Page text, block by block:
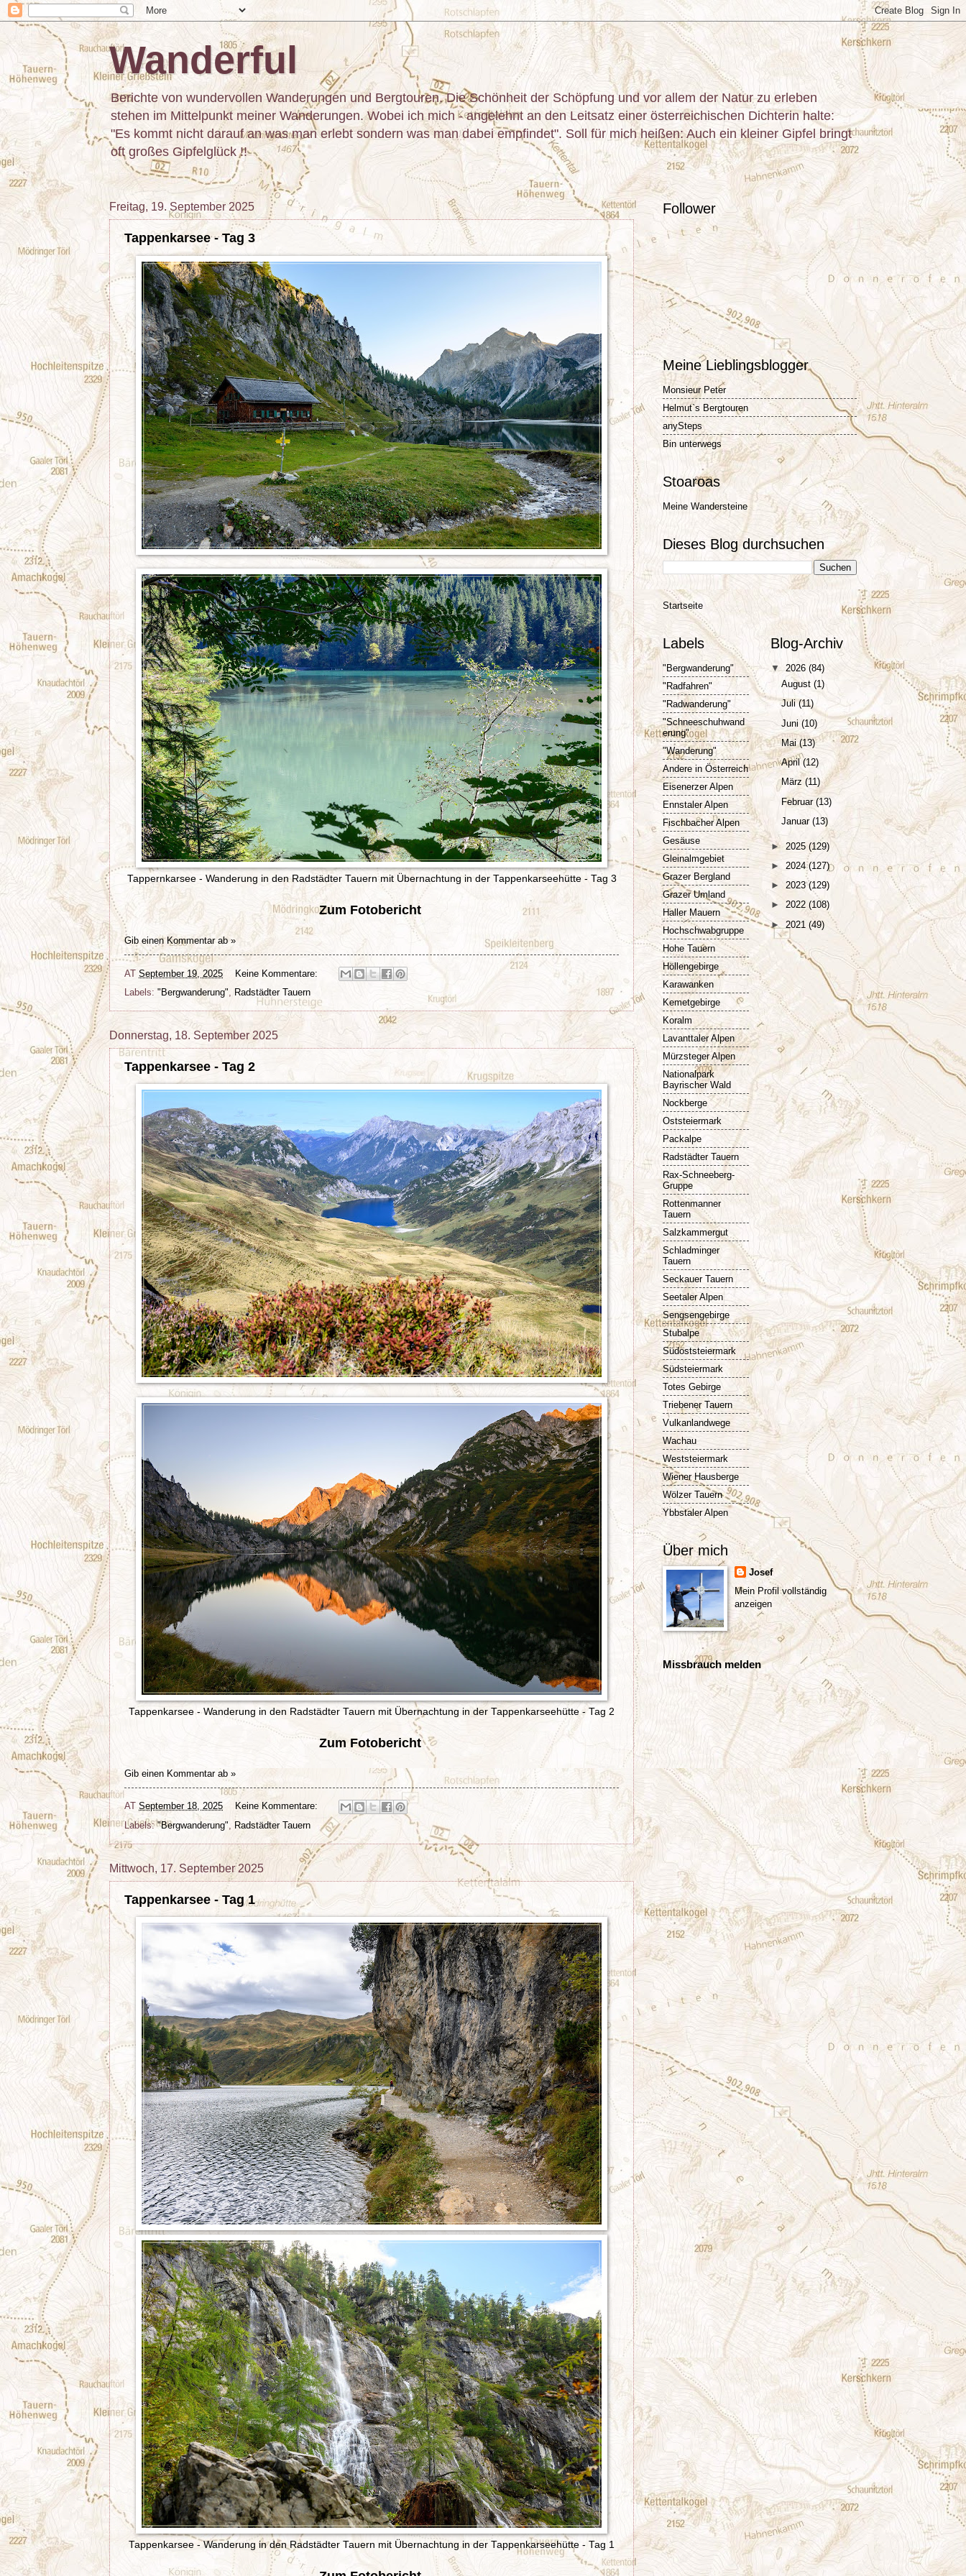
Wanderful
Berichte von wundervollen Wanderungen und Bergtouren. Die Schönheit der Schöpfung und vor allem der Natur zu erleben
stehen im Mittelpunkt meiner Wanderungen. Wobei ich mich - angelehnt an den Leitsatz einer österreichischen Dichterin halte:
"Es kommt nicht darauf an was man erlebt sondern was man dabei empfindet". Soll für mich heißen: Auch ein kleiner Gipfel bringt
oft großes Gipfelglück !!
Freitag, 19. September 2025
Tappenkarsee - Tag 3
Tappernkarsee - Wanderung in den Radstädter Tauern mit Übernachtung in der Tappenkarseehütte - Tag 3
Zum Fotobericht
Gib einen Kommentar ab »
AT September 19, 2025
Keine Kommentare:
Labels: "Bergwanderung", Radstädter Tauern
Donnerstag, 18. September 2025
Tappenkarsee - Tag 2
Tappenkarsee - Wanderung in den Radstädter Tauern mit Übernachtung in der Tappenkarseehütte - Tag 2
Zum Fotobericht
Gib einen Kommentar ab »
AT September 18, 2025
Keine Kommentare:
Labels:"Bergwanderung", Radstädter Tauern
Mittwoch, 17. September 2025
Tappenkarsee - Tag 1
Tappenkarsee - Wanderung in den Radstädter Tauern mit Übernachtung in der Tappenkarseehütte - Tag 1
Follower
Meine Lieblingsblogger
Monsieur Peter
Helmut`s Bergtouren
anySteps
Bin unterwegs
Stoaroas
Meine Wandersteine
Dieses Blog durchsuchen
Startseite
Labels
"Bergwanderung"
"Radfahren"
"Radwanderung"
"Schneeschuhwand
erung"
"Wanderung"
Andere in Österreich
Eisenerzer Alpen
Ennstaler Alpen
Fischbacher Alpen
Gesäuse
Gleinalmgebiet
Grazer Bergland
Grazer Umland
Haller Mauern
Hochschwabgruppe
Hohe Tauern
Höllengebirge
Karawanken
Kemetgebirge
Koralm
Lavanttaler Alpen
Mürzsteger Alpen
Nationalpark
Bayrischer Wald
Nockberge
Oststeiermark
Packalpe
Radstädter Tauern
Rax-Schneeberg-
Gruppe
Rottenmanner
Tauern
Salzkammergut
Schladminger
Tauern
Seckauer Tauern
Seetaler Alpen
Sengsengebirge
Stubalpe
Südoststeiermark
Südsteiermark
Totes Gebirge
Triebener Tauern
Vulkanlandwege
Wachau
Weststeiermark
Wiener Hausberge
Wölzer Tauern
Ybbstaler Alpen
Blog-Archiv
▼ 2026 (84)
August(1)
Juli(11)
Juni(10)
Mai(13)
April(12)
März(11)
Februar(13)
Januar(13)
► 2025 (129)
► 2024(127)
► 2023(129)
► 2022 (108)
► 2021 (49)
Über mich
Josef
Mein Profil vollständig
anzeigen
Missbrauch melden